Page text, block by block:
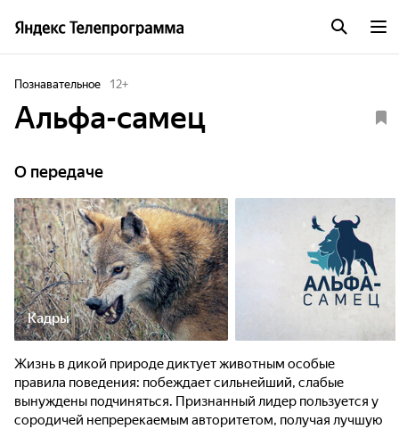
Познавательное 12+
Альфа-самец
О передаче
Кадры
Жизнь в дикой природе диктует животным особые
правила поведения: побеждает сильнейший, слабые
вынуждены подчиняться. Признанный лидер пользуется у
сородичей непререкаемым авторитетом, получая лучшую